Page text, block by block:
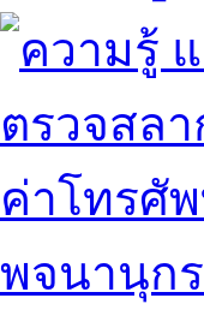
ตรวจสลา
ค่าโทรศั
พจนานุก